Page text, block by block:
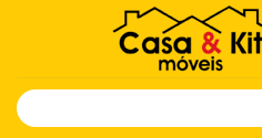
Pesquisar
por: